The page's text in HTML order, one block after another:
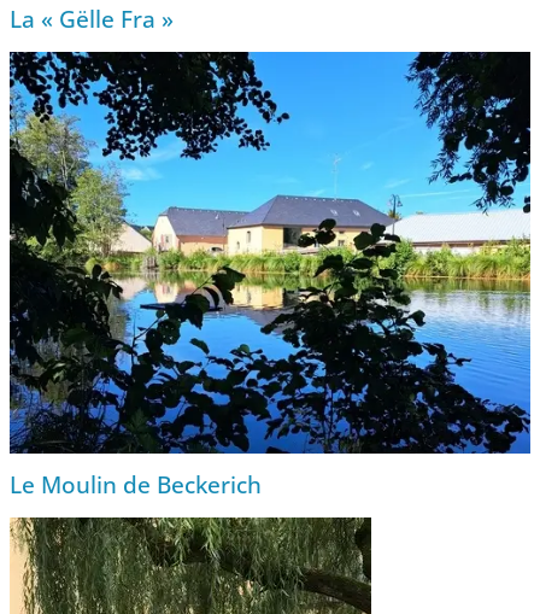
La « Gëlle Fra »
Le Moulin de Beckerich